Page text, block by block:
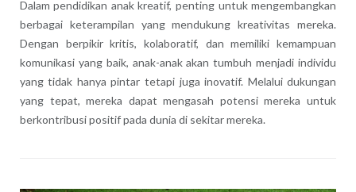
Dalam pendidikan anak kreatif, penting untuk mengembangkan
berbagai keterampilan yang mendukung kreativitas mereka.
Dengan berpikir kritis, kolaboratif, dan memiliki kemampuan
komunikasi yang baik, anak-anak akan tumbuh menjadi individu
yang tidak hanya pintar tetapi juga inovatif. Melalui dukungan
yang tepat, mereka dapat mengasah potensi mereka untuk
berkontribusi positif pada dunia di sekitar mereka.